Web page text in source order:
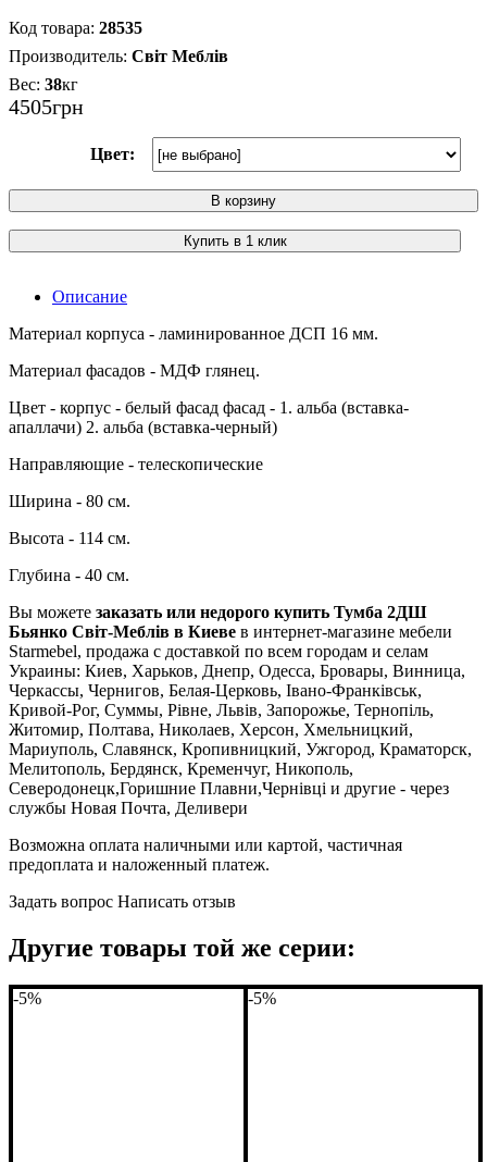
28535
Світ Меблів
38кг
4505грн
Цвет:
В корзину
Купить в 1 клик
Описание
Материал корпуса - ламинированное ДСП 16 мм.
Материал фасадов - МДФ глянец.
Цвет - корпус - белый фасад фасад - 1. альба (вставка-
апаллачи) 2. альба (вставка-черный)
Направляющие - телескопические
Ширина - 80 см.
Высота - 114 см.
Глубина - 40 см.
Вы можете заказать или недорого купить Тумба 2ДШ
Бьянко Світ-Меблів в Киеве в интернет-магазине мебели
Starmebel, продажа с доставкой по всем городам и селам
Украины: Киев, Харьков, Днепр, Одесса, Бровары, Винница,
Черкассы, Чернигов, Белая-Церковь, Івано-Франківськ,
Кривой-Рог, Суммы, Рівне, Львів, Запорожье, Тернопіль,
Житомир, Полтава, Николаев, Херсон, Хмельницкий,
Мариуполь, Славянск, Кропивницкий, Ужгород, Краматорск,
Мелитополь, Бердянск, Кременчуг, Никополь,
Северодонецк,Горишние Плавни,Чернівці и другие - через
службы Новая Почта, Деливери
Возможна оплата наличными или картой, частичная
предоплата и наложенный платеж.
Задать вопрос Написать отзыв
Другие товары той же серии:
-5% -5%